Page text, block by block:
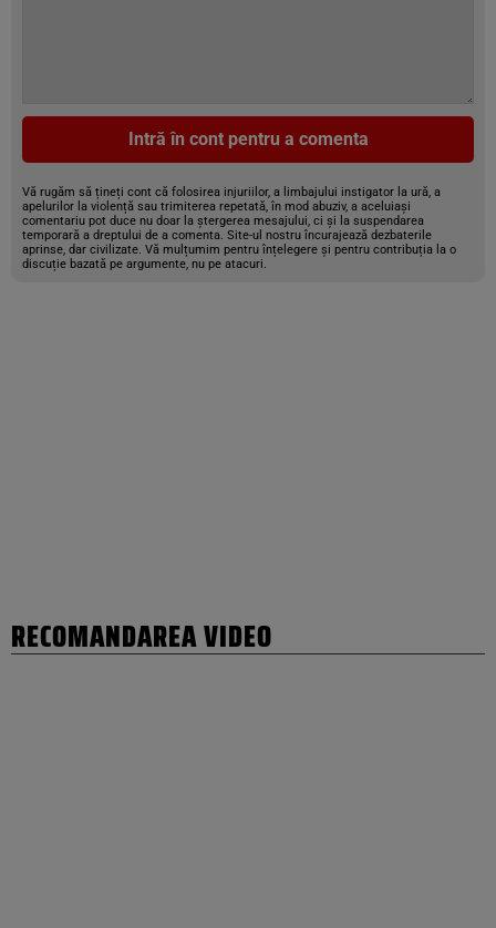
Intră în cont pentru a comenta
Vă rugăm să țineți cont că folosirea injuriilor, a limbajului instigator la ură, a
apelurilor la violență sau trimiterea repetată, în mod abuziv, a aceluiași
comentariu pot duce nu doar la ștergerea mesajului, ci și la suspendarea
temporară a dreptului de a comenta. Site-ul nostru încurajează dezbaterile
aprinse, dar civilizate. Vă mulțumim pentru înțelegere și pentru contribuția la o
discuție bazată pe argumente, nu pe atacuri.
RECOMANDAREA VIDEO